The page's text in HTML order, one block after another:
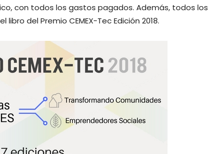
con todos los gastos pagados. Además, todos los
del Premio CEMEX-Tec Edición 2018.